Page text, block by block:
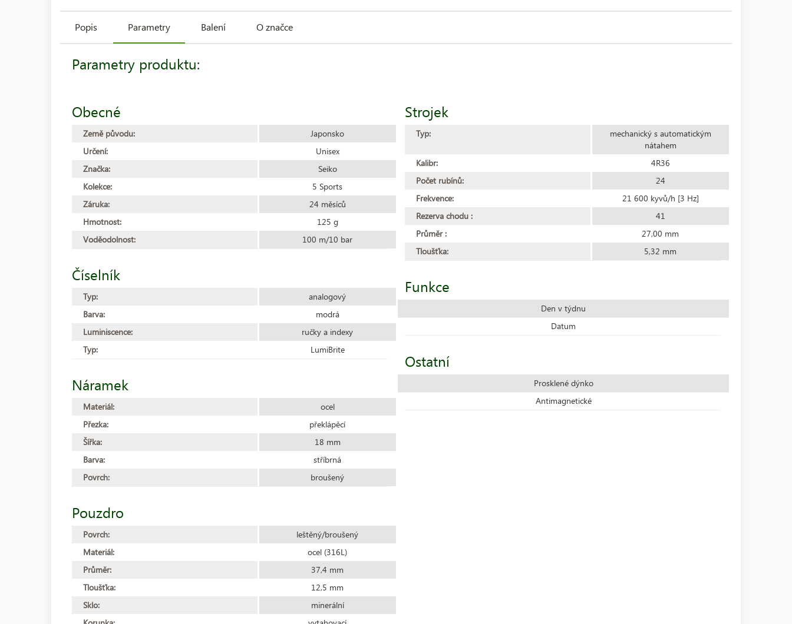
Popis Parametry Balení O značce
Parametry produktu:
Obecné
Země původu:
Japonsko
Určení:
Unisex
Značka:
Seiko
Kolekce:
5 Sports
Záruka:
24 měsíců
Hmotnost:
125 g
Voděodolnost:
100 m/10 bar
Číselník
Typ:
analogový
Barva:
modrá
Luminiscence:
ručky a indexy
Typ:
LumiBrite
Náramek
Materiál:
ocel
Přezka:
překlápěcí
Šířka:
18 mm
Barva:
stříbrná
Povrch:
broušený
Pouzdro
Povrch:
leštěný/broušený
Materiál:
ocel (316L)
Průměr:
37,4 mm
Tloušťka:
12,5 mm
Sklo:
minerální
Strojek
Typ:
mechanický s automatickým
nátahem
Kalibr:
4R36
Počet rubínů:
24
Frekvence:
21 600 kyvů/h [3 Hz]
Rezerva chodu :
41
Průměr :
27,00 mm
Tloušťka:
5,32 mm
Funkce
Den v týdnu
Datum
Ostatní
Prosklené dýnko
Antimagnetické